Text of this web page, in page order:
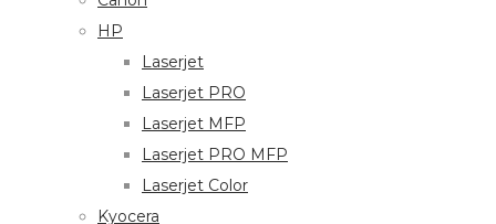
HP
Laserjet
Laserjet PRO
Laserjet MFP
Laserjet PRO MFP
Laserjet Color
Kyocera